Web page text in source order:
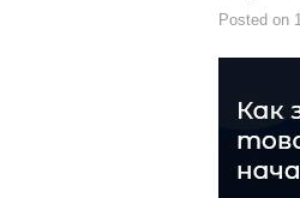
Posted on